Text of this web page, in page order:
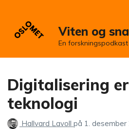
Viten og
En
Digitalisering
teknologi
Hallvard Lavoll på 1. desember